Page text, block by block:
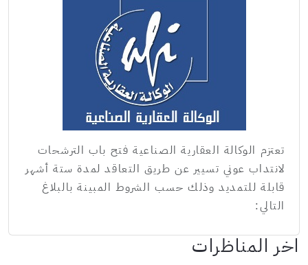
تعتزم الوكالة العقارية الصناعية فتح باب الترشحات
لانتداب عوني تسيير عن طريق التعاقد لمدة ستة أشهر
قابلة للتمديد وذلك حسب الشروط المبينة بالبلاغ
التالي:
اخر المناظرات